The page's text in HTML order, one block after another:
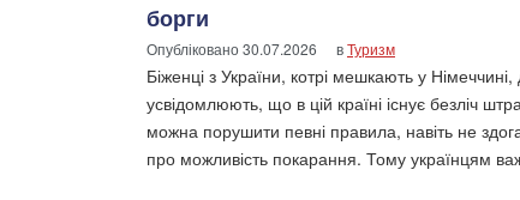
борги
Опубліковано30.07.2026 вТуризм
Біженці з України, котрі мешкають у
усвідомлюють, що в цій країні існує безліч
можна порушити певні правила, навіть не
про можливість покарання. Тому українцям